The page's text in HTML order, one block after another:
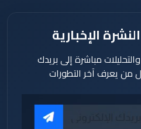
الإخبارية
مباشرة إلى بريدك
من يعرف آخر التطورات